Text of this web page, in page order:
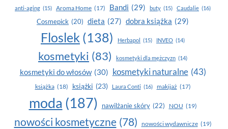
anti-aging (15) Aroma Home (17) Bandi (29) buty (15) Caudalie (16)
Cosmepick (20) dieta (27) dobra książka (29)
Floslek (138) Herbapol (15) INVEO (14)
kosmetyki (83) kosmetyki dla mężczyzn (14)
kosmetyki do włosów (30) kosmetyki naturalne (43)
książka (18) książki (23) Laura Conti (16) makijaż (17)
moda (187) nawilżanie skóry (22) NOU (19)
nowości kosmetyczne (78) nowości wydawnicze (19)